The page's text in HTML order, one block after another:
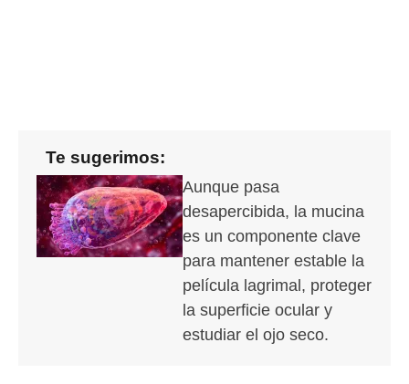
Te sugerimos:
Aunque pasa
desapercibida, la mucina
es un componente clave
para mantener estable la
película lagrimal, proteger
la superficie ocular y
estudiar el ojo seco.